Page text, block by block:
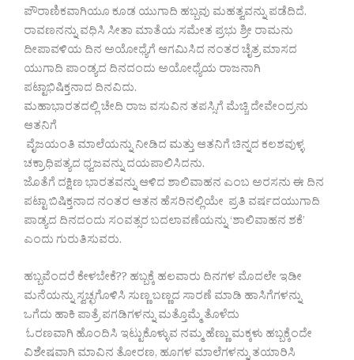
ಪೌರಾಣಿಕವಾಗಿಯೂ ಕೂಡ ಯುಗಾದಿ ಹಬ್ಬವು ಮಹತ್ವವನ್ನು ಪಡೆದಿದೆ.
ರಾವಣನನ್ನು ವಧಿಸಿ ಸೀತಾ ಮಾತೆಯ ಸಮೇತ ಪ್ರಭು ಶ್ರೀ ರಾಮನು
ದೀಪಾವಳಿಯ ದಿನ ಅಯೋಧ್ಯೆಗೆ ಆಗಮಿಸಿದ ನಂತರ ಚೈತ್ರ ಮಾಸದ
ಯುಗಾದಿ ಪಾಂಡ್ಯದ ದಿನದಂದು ಅಯೋಧ್ಯೆಯ ರಾಜನಾಗಿ
ಪಟ್ಟಾಭಿಷಿಕ್ತನಾದ ದಿನವಿದು.
ಮಹಾಭಾರತದಲ್ಲಿ ಚೇದಿ ರಾಜ ವಸುವಿನ ತಪಸ್ಸಿಗೆ ಮೆಚ್ಚಿ ದೇವೇಂದ್ರನು
ಆತನಿಗೆ
ವೈಜಯಂತಿ ಮಾಲೆಯನ್ನು ನೀಡಿದ ಮತ್ತು ಆತನಿಗೆ ಚಿನ್ನದ ಕಲಶವುಳ್ಳ
ಚಕ್ರಾಧಿಪತ್ಯದ ಧ್ವಜವನ್ನು ದಯಪಾಲಿಸಿದನು.
ಜೊತೆಗೆ ದಕ್ಷಿಣ ಭಾರತವನ್ನು ಆಳಿದ ಶಾಲಿವಾಹನ ಎಂಬ ಅರಸನು ಈ ದಿನ
ಪಟ್ಟಾ ಬಿಷಿಕ್ತನಾದ ನಂತರ ಆತನ ಹೆಸರಿನಲ್ಲಿಯೇ ಪ್ರತಿ ವರ್ಷದಯುಗಾದಿ
ಪಾಡ್ಯದ ದಿನದಂದು ಸಂವತ್ಸರ ಬದಲಾವಣೆಯನ್ನು ‘ಶಾಲಿವಾಹನ ಶಕೆ’
ಎಂದು ಗುರುತಿಸುವರು.
ಹಬ್ಬವೆಂದರೆ ಕೇಳಬೇಕೆ?? ಹಬ್ಬಕ್ಕೆ ಹಲವಾರು ದಿನಗಳ ಮೊದಲೇ ಇಡೀ
ಮನೆಯನ್ನು ಸ್ವಚ್ಛಗೊಳಿಸಿ ಸುಣ್ಣ ಬಣ್ಣದ ಸಾರಣೆ ಮಾಡಿ ಹಾಸಿಗೆಗಳನ್ನು
ಒಗೆದು ಹಾಕಿ ಪಾತ್ರೆ ಪಗಡಿಗಳನ್ನು ಮತ್ತೊಮ್ಮೆ ತೊಳೆದು
ಓರಣವಾಗಿ ಹೊಂದಿಸಿ ಇಟ್ಟುಕೊಳ್ಳುವ ನಮ್ಮ ಹೆಣ್ಣು ಮಕ್ಕಳು ಹಬ್ಬಕ್ಕೆಂದೇ
ವಿಶೇಷವಾಗಿ ಮಾವಿನ ತೋರಣ, ಹೂಗಳ ಮಾಲೆಗಳನ್ನು ತಯಾರಿಸಿ